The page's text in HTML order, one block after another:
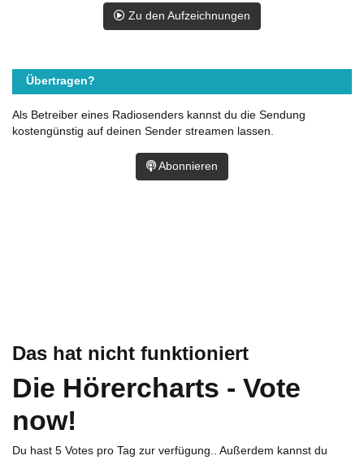
Das hat nicht funktioniert
Die Hörercharts - Vote
now!
Du hast 5 Votes pro Tag zur verfügung.. Außerdem kannst du
Zu den Aufzeichnungen
Übertragen?
Als Betreiber eines Radiosenders kannst du die Sendung
kostengünstig auf deinen Sender streamen lassen.
Abonnieren